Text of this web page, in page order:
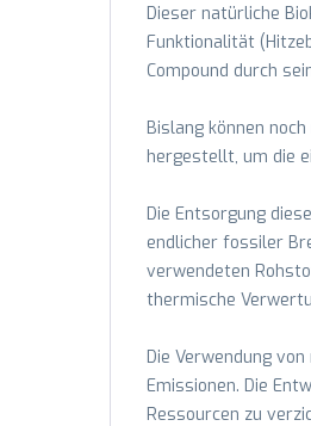
Dieser natürliche
Funktionalität
Compound durch
Bislang können
hergestellt, um die
Die Entsorgung
endlicher fossiler
verwendeten
thermische
Die Verwendung
Emissionen. Die
Ressourcen zu